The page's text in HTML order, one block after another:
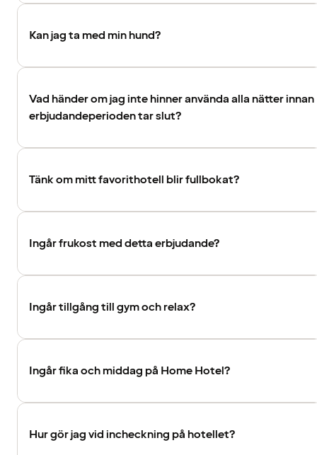
Kan jag ta med min hund?
Vad händer om jag inte hinner använda alla nätter innan
erbjudandeperioden tar slut?
Tänk om mitt favorithotell blir fullbokat?
Ingår frukost med detta erbjudande?
Ingår tillgång till gym och relax?
Ingår fika och middag på Home Hotel?
Hur gör jag vid incheckning på hotellet?